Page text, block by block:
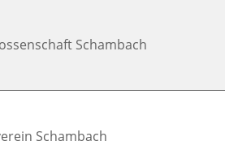
Schambach
Schambach